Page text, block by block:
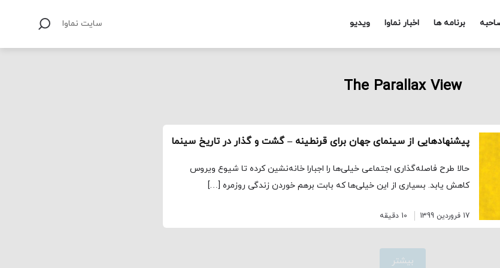
برنامه ها اخبار نماوا ویدیو سایت نماوا
The Parallax View
پیشنهادهایی از سینمای جهان برای قرنطینه – گشت و گذار در تاریخ سینما
حالا طرح فاصله‌گذاری اجتماعی خیلی‌ها را اجبارا خانه‌نشین کرده تا شیوع ویروس
کاهش یابد. بسیاری از این خیلی‌ها که بابت برهم خوردن زندگی روزمره […]
17 فروردین 1399 10 دقیقه
بیشتر